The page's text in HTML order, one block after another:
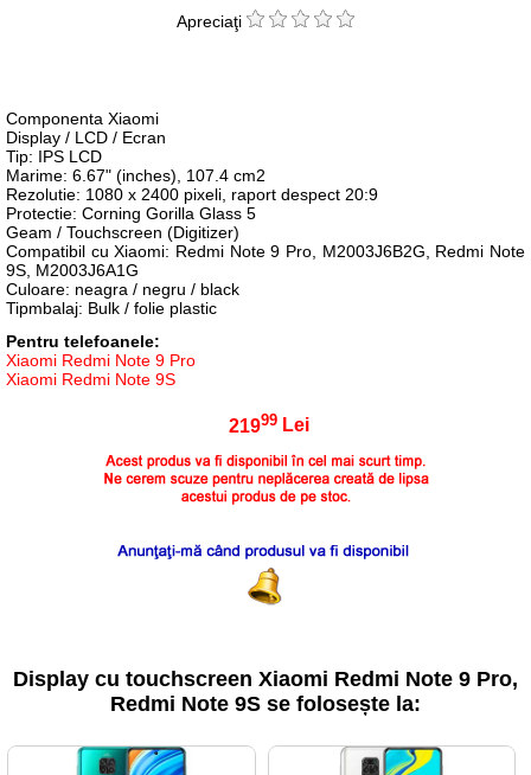
Apreciaţi
Componenta Xiaomi
Display / LCD / Ecran
Tip: IPS LCD
Marime: 6.67" (inches), 107.4 cm2
Rezolutie: 1080 x 2400 pixeli, raport despect 20:9
Protectie: Corning Gorilla Glass 5
Geam / Touchscreen (Digitizer)
Compatibil cu Xiaomi: Redmi Note 9 Pro, M2003J6B2G, Redmi Note
9S, M2003J6A1G
Culoare: neagra / negru / black
Tipmbalaj: Bulk / folie plastic
Pentru telefoanele:
Xiaomi Redmi Note 9 Pro
Xiaomi Redmi Note 9S
21999Lei
Display cu touchscreen Xiaomi Redmi Note 9 Pro,
Redmi Note 9S se folosește la: